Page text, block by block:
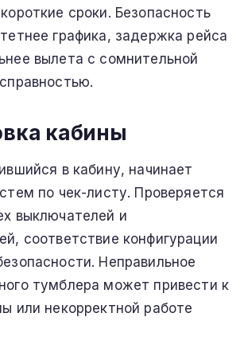
сроки. Безопасность
графика, задержка рейса
вылета с сомнительной
кабины
в кабину, начинает
по чек-листу. Проверяется
выключателей и
соответствие конфигурации
Неправильное
тумблера может привести к
или некорректной работе